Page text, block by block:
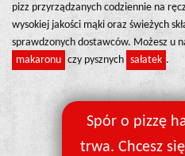
pizz przyrządzanych codziennie na
wysokiej jakości mąki oraz świeżych
sprawdzonych dostawców. Możesz u
makaronu czy pysznych sałatek .
Spór o pizzę
trwa. Chcesz